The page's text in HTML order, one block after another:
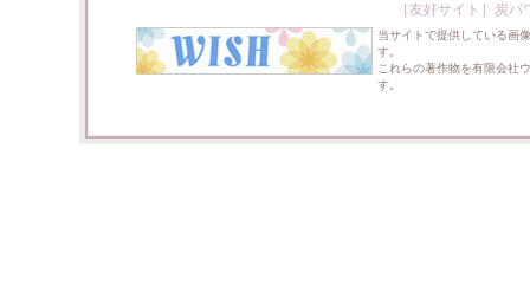
［友好サイト］ 炭パ
当サイトで提供している画
す。
これらの著作物を有限会社
す。